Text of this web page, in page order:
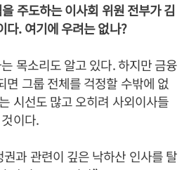
주도하는 이사회 위원 전부가 김
다. 여기에 우려는 없나?
목소리도 알고 있다. 하지만 금융
면 그룹 전체를 걱정할 수밖에 없
시선도 많고 오히려 사외이사들
이다.
과 관련이 깊은 낙하산 인사를 탈